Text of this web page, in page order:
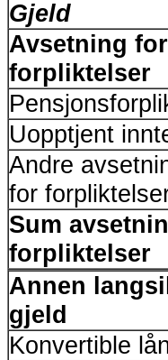
Gjeld
Avsetning for
forpliktelser
Uopptjent
Andre
for
Sum
forpliktelser
Annen
gjeld
Konvertible